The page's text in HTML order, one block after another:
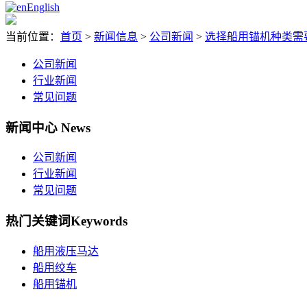
English
当前位置： 首页 > 新闻信息 > 公司新闻 > 选择船用锚机种类需
公司新闻
行业新闻
常见问题
新闻中心 News
公司新闻
行业新闻
常见问题
热门关键词Keywords
船用液压马达
船用绞车
船用锚机